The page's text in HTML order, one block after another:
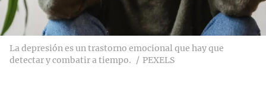
La depresión es un trastorno emocional que hay que
detectar y combatir a tiempo.
PEXELS